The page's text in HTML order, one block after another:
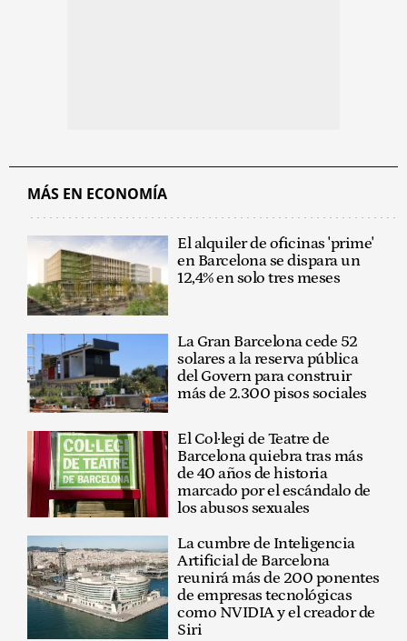
MÁS EN ECONOMÍA
El alquiler de oficinas 'prime'
en Barcelona se dispara un
12,4% en solo tres meses
La Gran Barcelona cede 52
solares a la reserva pública
del Govern para construir
más de 2.300 pisos sociales
El Col·legi de Teatre de
Barcelona quiebra tras más
de 40 años de historia
marcado por el escándalo de
los abusos sexuales
La cumbre de Inteligencia
Artificial de Barcelona
reunirá más de 200 ponentes
de empresas tecnológicas
como NVIDIA y el creador de
Siri